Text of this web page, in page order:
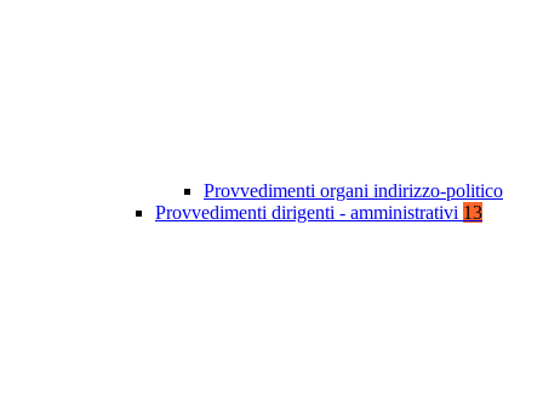
Provvedimenti organi indirizzo-politico
Provvedimenti dirigenti - amministrativi 13